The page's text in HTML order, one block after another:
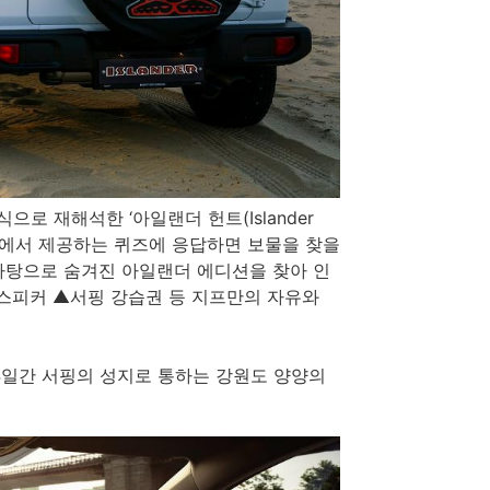
으로 재해석한 ‘아일랜더 헌트(Islander
서 제공하는 퀴즈에 응답하면 보물을 찾을
으로 숨겨진 아일랜더 에디션을 찾아 인
커 ▲서핑 강습권 등 지프만의 자유와
간 서핑의 성지로 통하는 강원도 양양의